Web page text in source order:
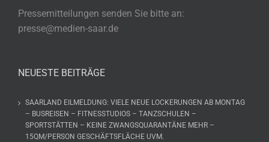
Pressemitteilungen senden Sie bitte an:
presse@medien-saar.de
NEUESTE BEITRÄGE
SAARLAND EILMELDUNG: VIELE NEUE LOCKERUNGEN AB MONTAG
– BUSREISEN – FITNESSTUDIOS – TANZSCHULEN –
SPORTSTÄTTEN – KEINE ZWANGSQUARANTÄNE MEHR –
15QM/PERSON GESCHÄFTSFLÄCHE UVM.